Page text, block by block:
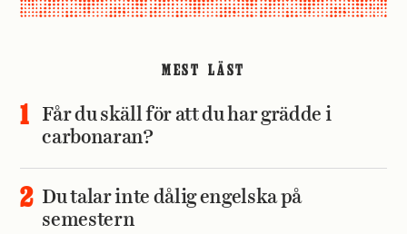
MEST LÄST
Får du skäll för att du har grädde i
carbonaran?
Du talar inte dålig engelska på
semestern